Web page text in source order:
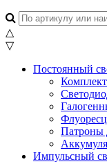
△
▽
Постоянный
Патроны
Импульсный